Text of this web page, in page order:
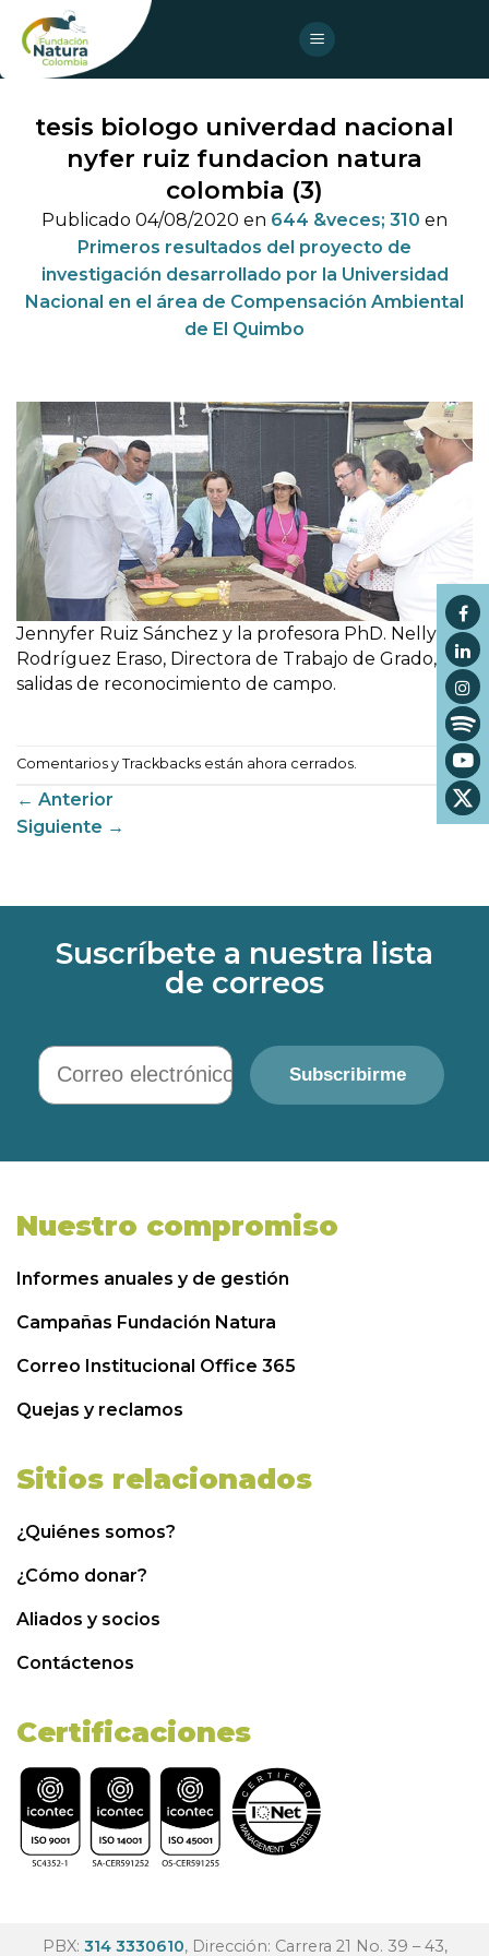
content
tesis biologo univerdad nacional
nyfer ruiz fundacion natura
colombia (3)
Publicado 04/08/2020 en 644 &veces; 310 en
Primeros resultados del proyecto de
investigación desarrollado por la Universidad
Nacional en el área de Compensación Ambiental
de El Quimbo
Jennyfer Ruiz Sánchez y la profesora PhD. Nelly
Rodríguez Eraso, Directora de Trabajo de Grado, en
salidas de reconocimiento de campo.
Comentarios y Trackbacks están ahora cerrados.
← Anterior
Siguiente →
Suscríbete a nuestra lista
de correos
Correo electrónico
Subscribirme
Nuestro compromiso
Informes anuales y de gestión
Campañas Fundación Natura
Correo Institucional Office 365
Quejas y reclamos
Sitios relacionados
¿Quiénes somos?
¿Cómo donar?
Aliados y socios
Contáctenos
Certificaciones
PBX: 314 3330610, Dirección: Carrera 21 No. 39 – 43,